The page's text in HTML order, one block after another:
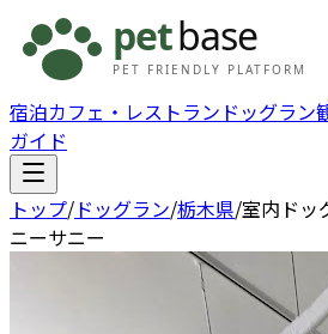
宿泊カフェ・レストラン ドッグラン
ガイド
トップ/ドッグラン/栃木県/室内ドッ
ニーサニー